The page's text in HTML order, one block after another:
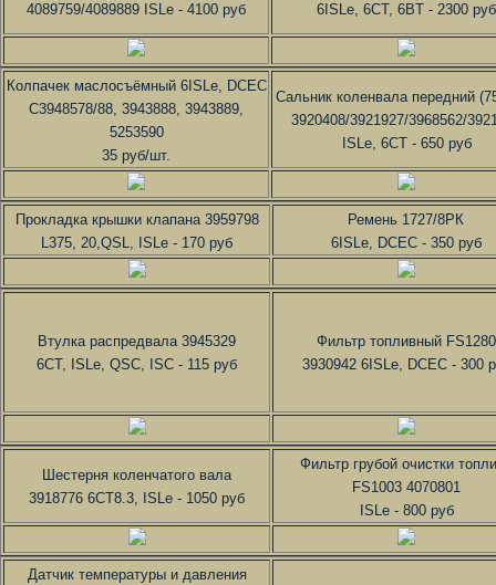
4089759/4089889 ISLe - 4100 руб
6ISLe, 6CT, 6BT - 2300 руб
Колпачек маслосъёмный 6ISLe, DCEC
С3948578/88, 3943888, 3943889,
5253590
35 руб/шт.
Сальник коленвала передний
3920408/3921927/3968562/
ISLe, 6CT - 650 руб
Прокладка крышки клапана 3959798
L375, 20,QSL, ISLe - 170 руб
Ремень 1727/8РК
6ISLe, DCEC - 350 руб
Втулка распредвала 3945329
6СТ, ISLe, QSC, ISC - 115 руб
Фильтр топливный FS1280
3930942 6ISLe, DCEC - 300
Шестерня коленчатого вала
3918776 6CT8.3, ISLe - 1050 руб
Фильтр грубой очистки
FS1003 4070801
ISLe - 800 руб
Датчик температуры и давления